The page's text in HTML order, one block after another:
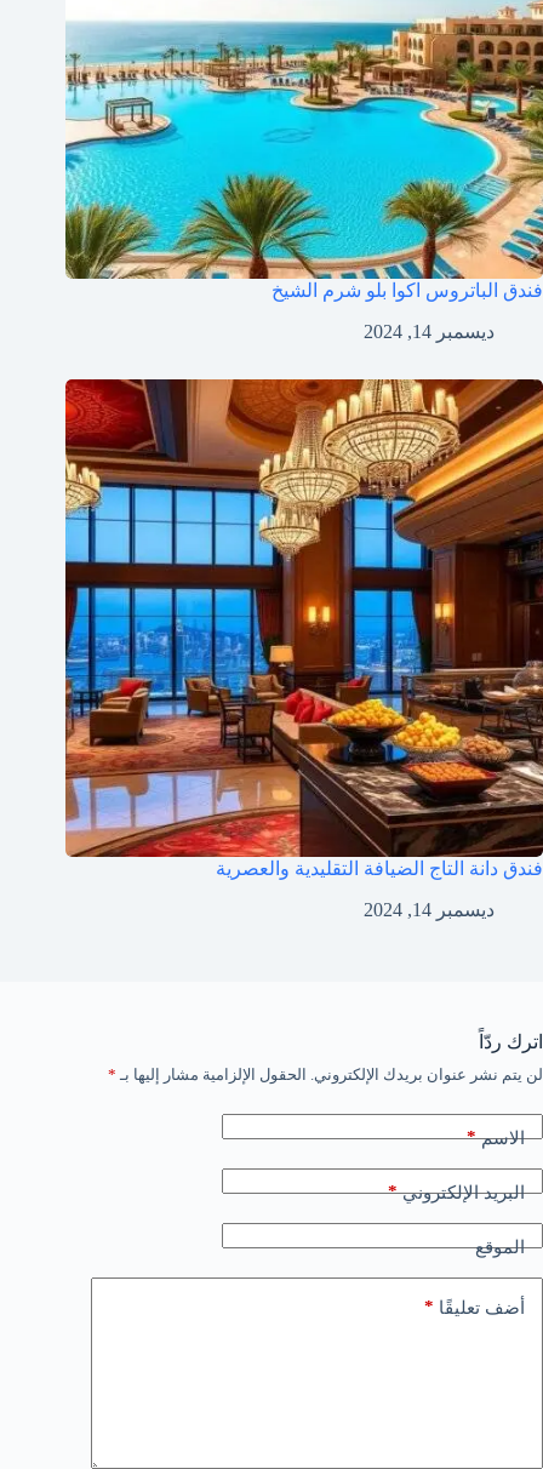
فندق الباتروس اكوا بلو شرم الشيخ
ديسمبر 14, 2024
فندق دانة التاج الضيافة التقليدية والعصرية
ديسمبر 14, 2024
اترك ردّاً
لن يتم نشر عنوان بريدك الإلكتروني. الحقول الإلزامية مشار إليها بـ *
الاسم*
البريد الإلكتروني*
الموقع
أضف تعليقًا *